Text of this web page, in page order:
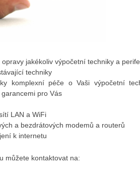
jakékoliv výpočetní techniky a
techniky
komplexní péče o Vaši výpočetní
pro Vás
LAN a WiFi
a bezdrátových modemů a routerů
k internetu
můžete kontaktovat na: